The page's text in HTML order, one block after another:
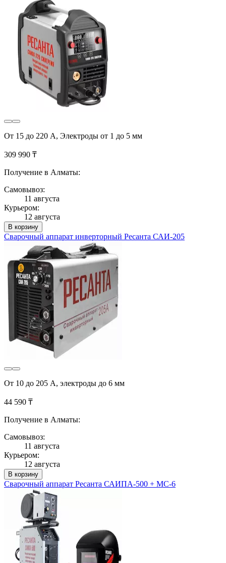
От 15 до 220 А, Электроды от 1 до 5 мм
309 990 ₸
Получение в Алматы:
Самовывоз:
11 августа
Курьером:
12 августа
В корзину
Сварочный аппарат инверторный Ресанта САИ-205
От 10 до 205 А, электроды до 6 мм
44 590 ₸
Получение в Алматы:
Самовывоз:
11 августа
Курьером:
12 августа
В корзину
Сварочный аппарат Ресанта САИПА-500 + МС-6